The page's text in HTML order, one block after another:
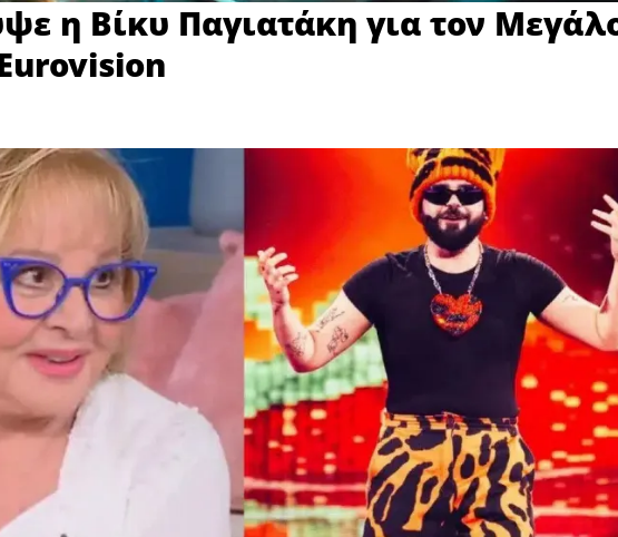
η Βίκυ Παγιατάκη για τον